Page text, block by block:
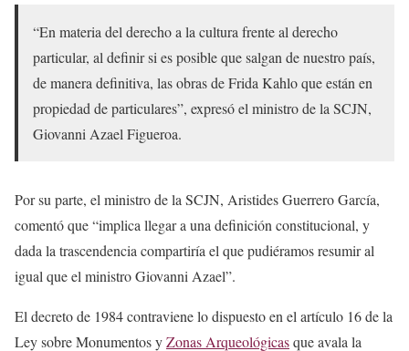
“En materia del derecho a la cultura frente al derecho
particular, al definir si es posible que salgan de nuestro país,
de manera definitiva, las obras de Frida Kahlo que están en
propiedad de particulares”, expresó el ministro de la SCJN,
Giovanni Azael Figueroa.
Por su parte, el ministro de la SCJN, Aristides Guerrero García,
comentó que “implica llegar a una definición constitucional, y
dada la trascendencia compartiría el que pudiéramos resumir al
igual que el ministro Giovanni Azael”.
El decreto de 1984 contraviene lo dispuesto en el artículo 16 de la
Ley sobre Monumentos yZonas Arqueológicasque avala la